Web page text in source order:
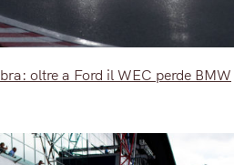
oltre a Ford il WEC perde BMW